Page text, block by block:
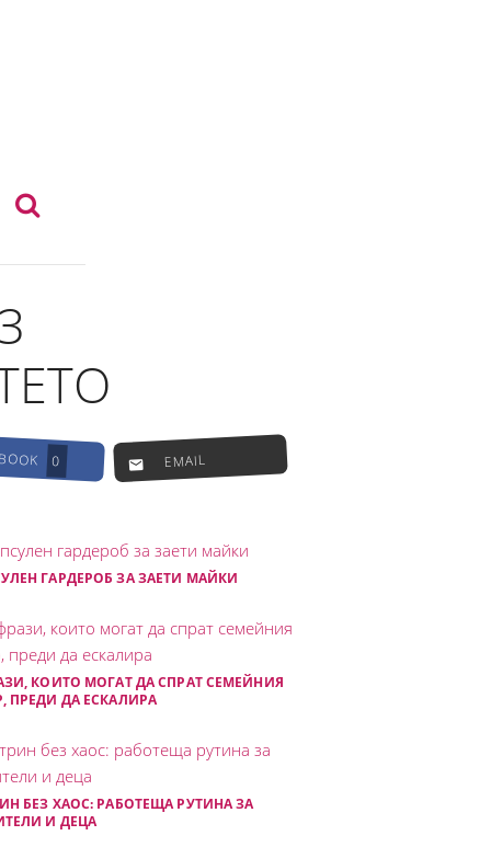
0 EMAIL
ГАРДЕРОБ ЗА ЗАЕТИ МАЙКИ
КОИТО МОГАТ ДА СПРАТ СЕМЕЙНИЯ
ПРЕДИ ДА ЕСКАЛИРА
БЕЗ ХАОС: РАБОТЕЩА РУТИНА ЗА
И ДЕЦА